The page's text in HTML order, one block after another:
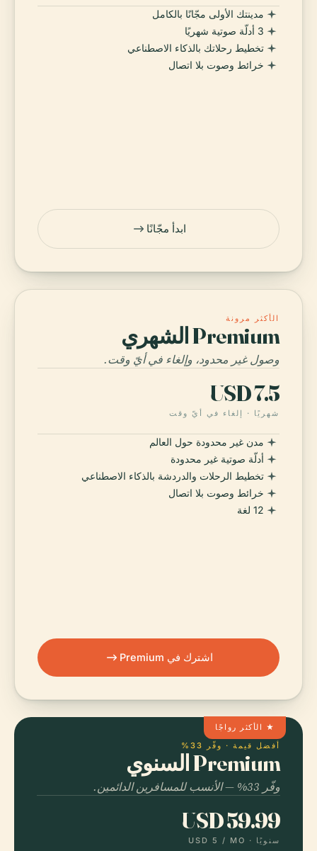
مدينتك الأولى مجّانًا بالكامل
3 أدلّة صوتية شهريًا
تخطيط رحلاتك بالذكاء الاصطناعي
خرائط وصوت بلا اتصال
ابدأ مجّانًا
الأكثر مرونة
Premium الشهري
وصول غير محدود، وإلغاء في أيّ وقت.
USD 7.5
شهريًا · إلغاء في أيّ وقت
مدن غير محدودة حول العالم
أدلّة صوتية غير محدودة
تخطيط الرحلات والدردشة بالذكاء الاصطناعي
خرائط وصوت بلا اتصال
12 لغة
اشترك في Premium
★ الأكثر رواجًا
أفضل قيمة · وفّر 33%
Premium السنوي
وفّر 33% — الأنسب للمسافرين الدائمين.
USD 59.99
سنويًا · USD 5 / MO